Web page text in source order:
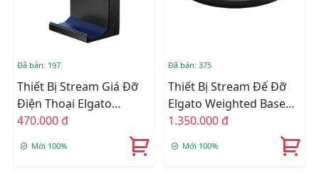
Đã bán: 197
Thiết Bị Stream Giá Đỡ
Điện Thoại Elgato
Smartphone Holder
470.000 đ
Mới 100%
Đã bán: 375
Thiết Bị Stream Đế Đỡ
Elgato Weighted Base
10AAD9901
1.350.000 đ
Mới 100%